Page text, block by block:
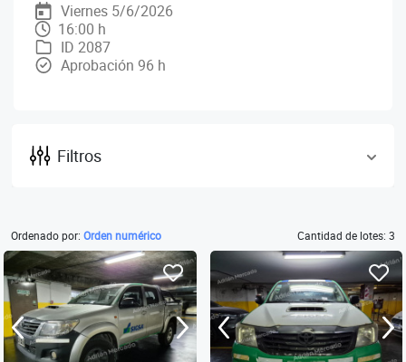
Viernes 5/6/2026
16:00 h
ID 2087
Aprobación 96 h
Filtros
Ordenado por: Orden numérico Cantidad de lotes: 3